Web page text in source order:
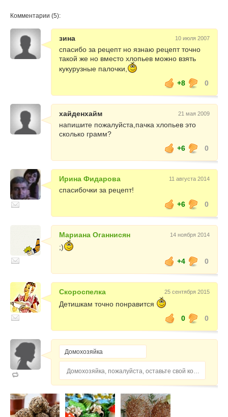
Комментарии (5):
зина 10 июля 2007
спасибо за рецепт но язнаю рецепт точно
такой же но вместо хлопьев можно взять
кукурузные палочки,
+8
0
хайденхайм 21 мая 2009
напишите пожалуйста,пачка хлопьев это
сколько грамм?
+6
0
Ирина Фидарова 11 августа 2014
спасибочки за рецепт!
+6
0
Мариана Оганнисян 14 ноября 2014
;)
+4
0
Скороспелка 25 сентября 2015
Детишкам точно понравится
0
0
Домохозяйка, пожалуйста, оставьте свой комментарий...